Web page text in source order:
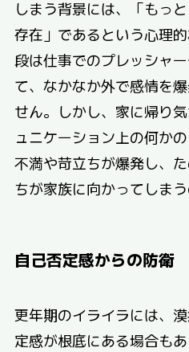
しまう背景には、「もっ
存在」であるという心理
段は仕事でのプレッシャ
て、なかなか外で感情を
せん。しかし、家に帰り
ュニケーション上の何か
不満や苛立ちが爆発し、
ちが家族に向かってしまう
自己否定感からの防衛
更年期のイライラには、
定感が根底にある場合も